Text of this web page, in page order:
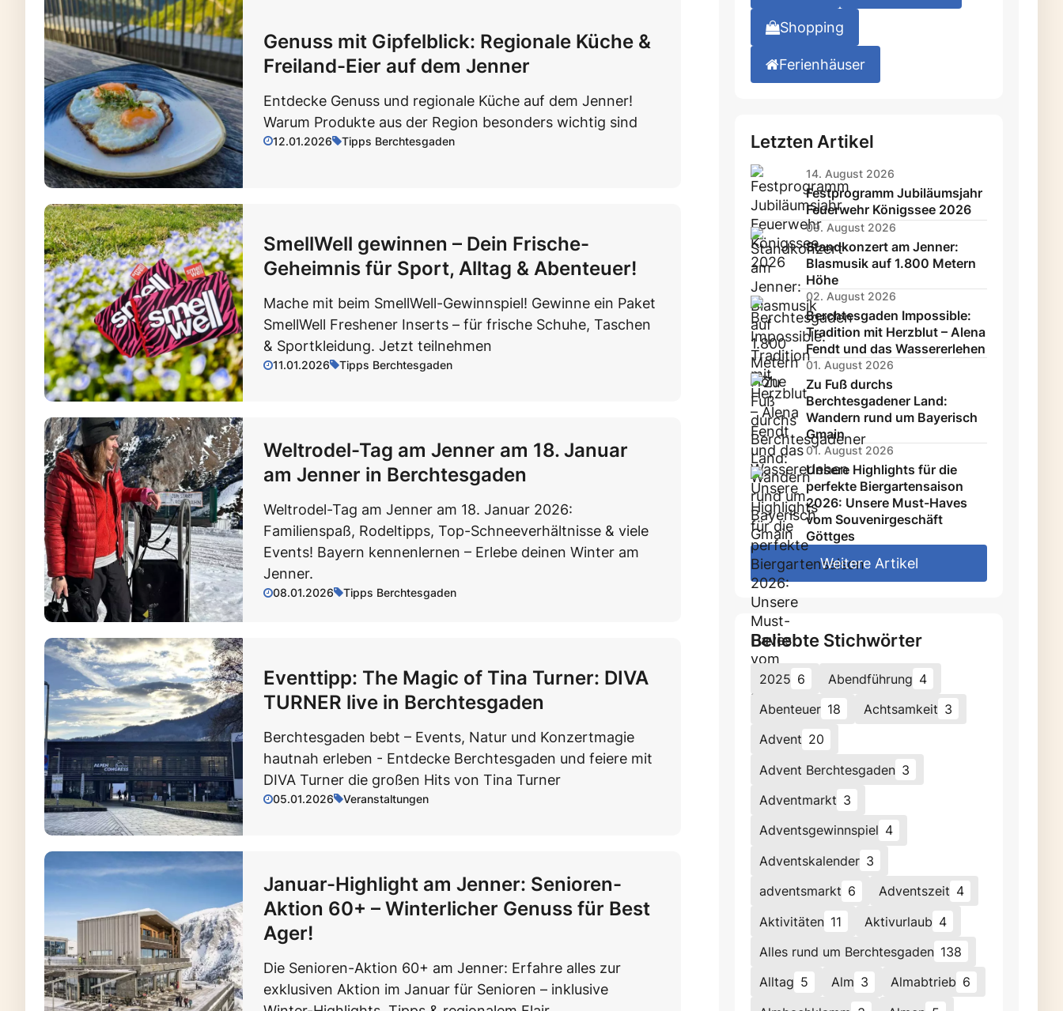
Genuss mit Gipfelblick: Regionale Küche &
Freiland-Eier auf dem Jenner
Entdecke Genuss und regionale Küche auf dem Jenner!
Warum Produkte aus der Region besonders wichtig sind
12.01.2026 Tipps Berchtesgaden
SmellWell gewinnen – Dein Frische-
Geheimnis für Sport, Alltag & Abenteuer!
Mache mit beim SmellWell-Gewinnspiel! Gewinne ein Paket
SmellWell Freshener Inserts – für frische Schuhe, Taschen
& Sportkleidung. Jetzt teilnehmen
11.01.2026 Tipps Berchtesgaden
Weltrodel-Tag am Jenner am 18. Januar
am Jenner in Berchtesgaden
Weltrodel-Tag am Jenner am 18. Januar 2026:
Familienspaß, Rodeltipps, Top-Schneeverhältnisse & viele
Events! Bayern kennenlernen – Erlebe deinen Winter am
Jenner.
08.01.2026 Tipps Berchtesgaden
Eventtipp: The Magic of Tina Turner: DIVA
TURNER live in Berchtesgaden
Berchtesgaden bebt – Events, Natur und Konzertmagie
hautnah erleben - Entdecke Berchtesgaden und feiere mit
DIVA Turner die großen Hits von Tina Turner
05.01.2026 Veranstaltungen
Januar-Highlight am Jenner: Senioren-
Aktion 60+ – Winterlicher Genuss für Best
Ager!
Die Senioren-Aktion 60+ am Jenner: Erfahre alles zur
exklusiven Aktion im Januar für Senioren – inklusive
Shopping
Ferienhäuser
Letzten Artikel
14. August 2026
Festprogramm Jubiläumsjahr
Feuerwehr Königssee 2026
09. August 2026
Standkonzert am Jenner:
Blasmusik auf 1.800 Metern
Höhe
02. August 2026
Berchtesgaden Impossible:
Tradition mit Herzblut – Alena
Fendt und das Wassererlehen
01. August 2026
Zu Fuß durchs
Berchtesgadener Land:
Wandern rund um Bayerisch
Gmain
01. August 2026
Unsere Highlights für die
perfekte Biergartensaison
2026: Unsere Must-Haves
vom Souvenirgeschäft
Göttges
Weitere Artikel
Beliebte Stichwörter
2025 6 Abendführung 4
Abenteuer 18 Achtsamkeit 3
Advent 20
Advent Berchtesgaden 3
Adventmarkt 3
Adventsgewinnspiel 4
Adventskalender 3
adventsmarkt 6 Adventszeit 4
Aktivitäten 11 Aktivurlaub 4
Alles rund um Berchtesgaden 138
Alltag 5 Alm 3 Almabtrieb 6